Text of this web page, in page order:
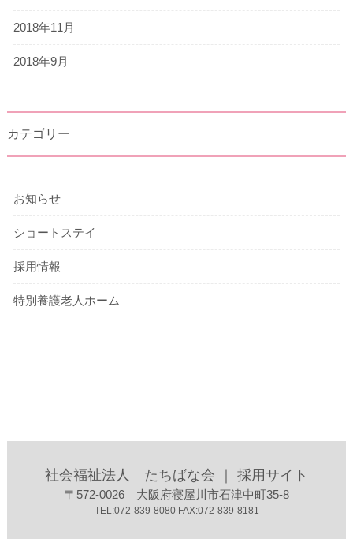
2018年11月
2018年9月
カテゴリー
お知らせ
ショートステイ
採用情報
特別養護老人ホーム
社会福祉法人 たちばな会 ｜ 採用サイト
〒572-0026 大阪府寝屋川市石津中町35-8
TEL:072-839-8080 FAX:072-839-8181